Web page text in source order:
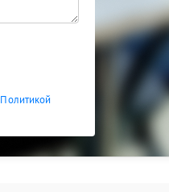
Политикой